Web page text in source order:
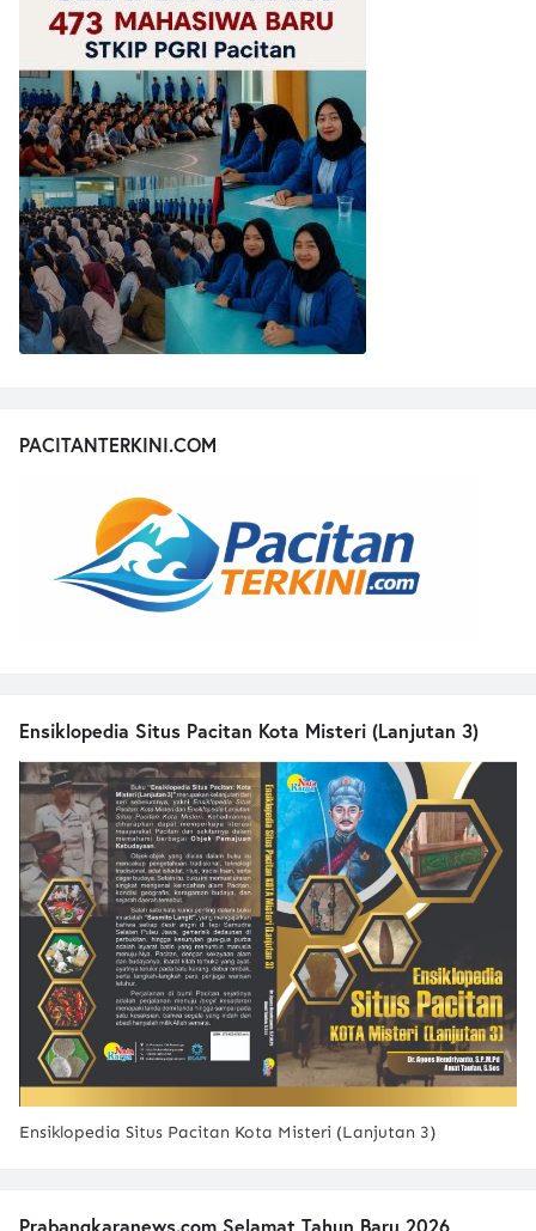
PACITANTERKINI.COM
Ensiklopedia Situs Pacitan Kota Misteri (Lanjutan 3)
Ensiklopedia Situs Pacitan Kota Misteri (Lanjutan 3)
Prabangkaranews.com Selamat Tahun Baru 2026